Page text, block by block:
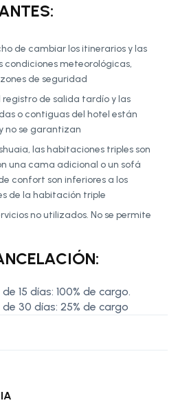
de cambiar los itinerarios y las
meteorológicas,
de seguridad
de salida tardío y las
o contiguas del hotel están
no se garantizan
las habitaciones triples son
una cama adicional o un sofá
confort son inferiores a los
de la habitación triple
no utilizados. No se permite
15 días: 100% de cargo.
30 días: 25% de cargo